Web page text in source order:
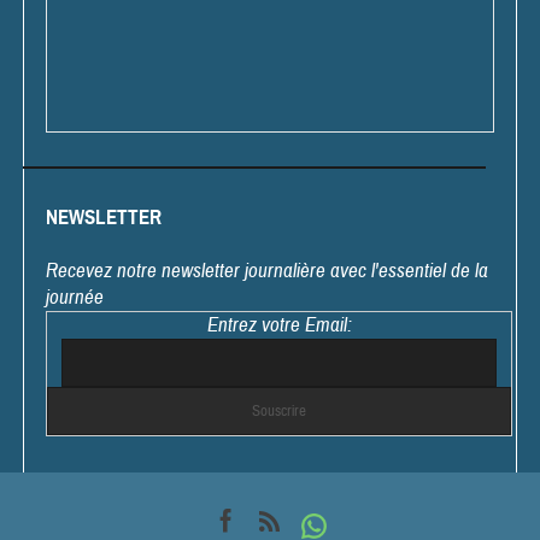
NEWSLETTER
Recevez notre newsletter journalière avec l'essentiel de la
journée
Entrez votre Email: